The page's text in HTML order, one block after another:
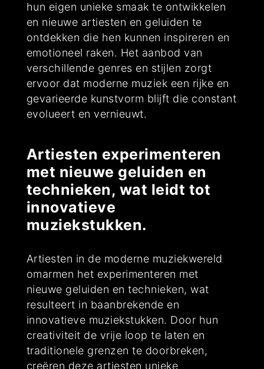
hun eigen unieke smaak te ontwikkelen
en nieuwe artiesten en geluiden te
ontdekken die hen kunnen inspireren en
emotioneel raken. Het aanbod van
verschillende genres en stijlen zorgt
ervoor dat moderne muziek een rijke en
gevarieerde kunstvorm blijft die constant
evolueert en vernieuwt.
Artiesten experimenteren
met nieuwe geluiden en
technieken, wat leidt tot
innovatieve
muziekstukken.
Artiesten in de moderne muziekwereld
omarmen het experimenteren met
nieuwe geluiden en technieken, wat
resulteert in baanbrekende en
innovatieve muziekstukken. Door hun
creativiteit de vrije loop te laten en
traditionele grenzen te doorbreken,
creëren deze artiesten unieke